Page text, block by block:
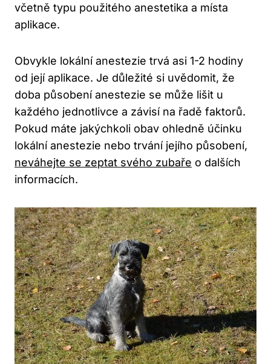
včetně typu použitého anestetika a místa
aplikace.
Obvykle lokální anestezie trvá asi 1-2 hodiny
od její aplikace. Je důležité si uvědomit, že
doba působení anestezie se může lišit u
každého jednotlivce a závisí na řadě faktorů.
Pokud máte jakýchkoli obav ohledně účinku
lokální anestezie nebo trvání jejího působení,
neváhejte se zeptat svého zubaře o dalších
informacích.